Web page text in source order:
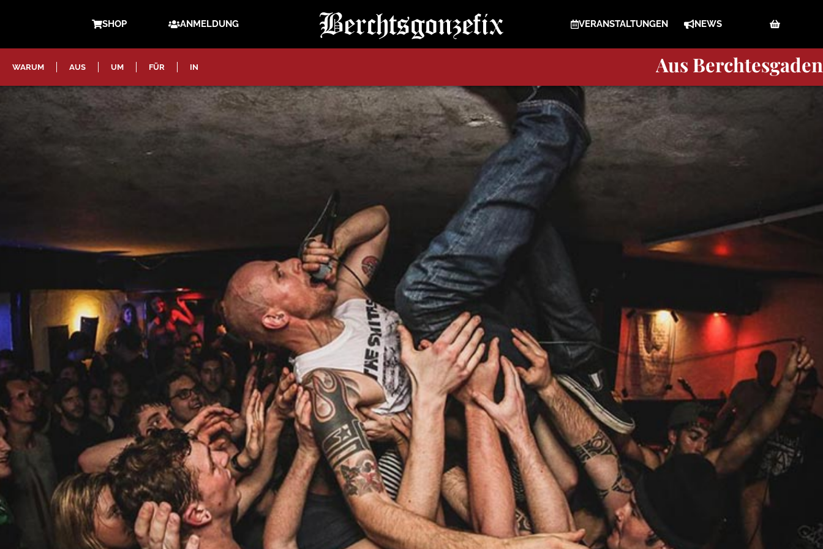
SHOP ANMELDUNG VERANSTALTUNGEN NEWS
WARUM AUS UM FÜR IN Berchtesgaden